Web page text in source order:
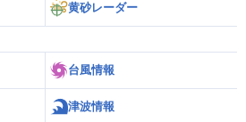
黄砂レーダー
台風情報
津波情報